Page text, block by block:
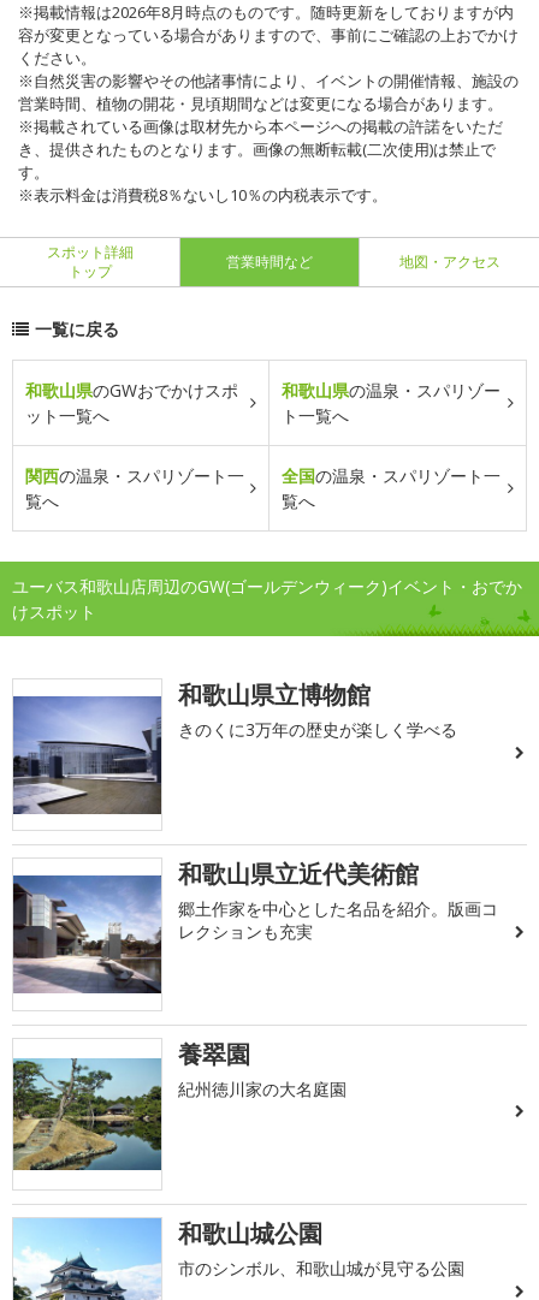
※掲載情報は2026年8月時点のものです。随時更新をしておりますが内
容が変更となっている場合がありますので、事前にご確認の上おでかけ
ください。
※自然災害の影響やその他諸事情により、イベントの開催情報、施設の
営業時間、植物の開花・見頃期間などは変更になる場合があります。
※掲載されている画像は取材先から本ページへの掲載の許諾をいただ
き、提供されたものとなります。画像の無断転載(二次使用)は禁止で
す。
※表示料金は消費税8％ないし10％の内税表示です。
スポット詳細
トップ
営業時間など 地図・アクセス
一覧に戻る
和歌山県のGWおでかけスポ
ット一覧へ
和歌山県の温泉・スパリゾー
ト一覧へ
関西の温泉・スパリゾート一
覧へ
全国の温泉・スパリゾート一
覧へ
ユーバス和歌山店周辺のGW(ゴールデンウィーク)イベント・おでか
けスポット
和歌山県立博物館
きのくに3万年の歴史が楽しく学べる
和歌山県立近代美術館
郷土作家を中心とした名品を紹介。版画コ
レクションも充実
養翠園
紀州徳川家の大名庭園
和歌山城公園
市のシンボル、和歌山城が見守る公園